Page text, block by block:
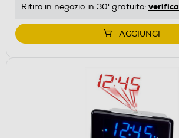
Ritiro in negozio in 30' gratuito: verifica
AGGIUNGI